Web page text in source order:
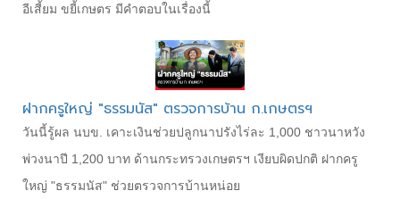
อีเสี้ยม ขยี้เกษตร มีคำตอบในเรื่องนี้
ฝากครูใหญ่ "ธรรมนัส" ตรวจการบ้าน ก.เกษตรฯ
วันนี้รู้ผล นบข. เคาะเงินช่วยปลูกนาปรังไร่ละ 1,000 ชาวนาหวัง
พ่วงนาปี 1,200 บาท ด้านกระทรวงเกษตรฯ เงียบผิดปกติ ฝากครู
ใหญ่ "ธรรมนัส" ช่วยตรวจการบ้านหน่อย